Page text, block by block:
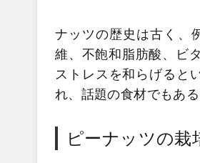
ナッツの歴史は古く、
維、不飽和脂肪酸、ビ
ストレスを和らげると
れ、話題の食材でもある
ピーナッツの栽